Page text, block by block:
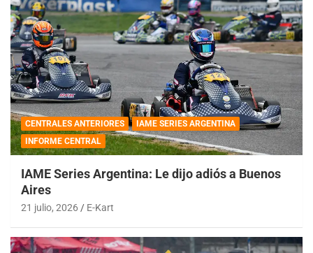
CENTRALES ANTERIORES
IAME SERIES ARGENTINA
INFORME CENTRAL
IAME Series Argentina: Le dijo adiós a Buenos
Aires
21 julio, 2026 E-Kart